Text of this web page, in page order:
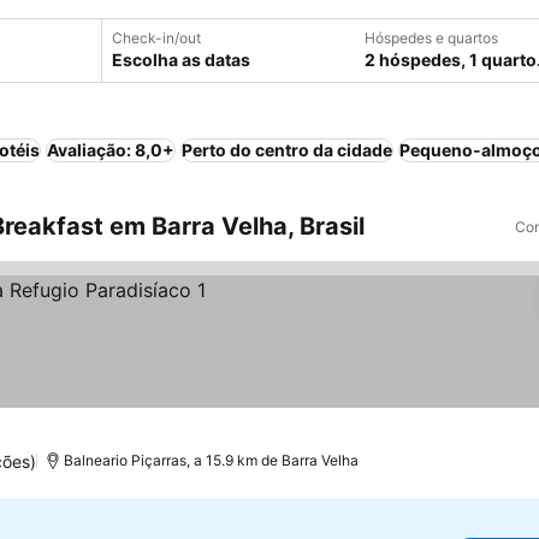
Check-in/out
Escolha as datas
Hóspedes e quartos
2 hóspedes, 1
Avaliação: 8,0+ Perto do centro da cidade Pequeno-
em Barra Velha, Brasil
Balneario Piçarras, a 15.9 km de Barra Velha